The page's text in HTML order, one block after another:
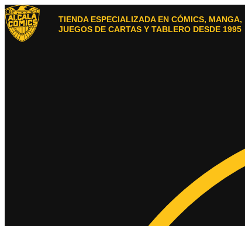
Ir
al
contenido
TIENDA ESPECIALIZADA EN CÓMICS, MANGA,
JUEGOS DE CARTAS Y TABLERO DESDE 1995